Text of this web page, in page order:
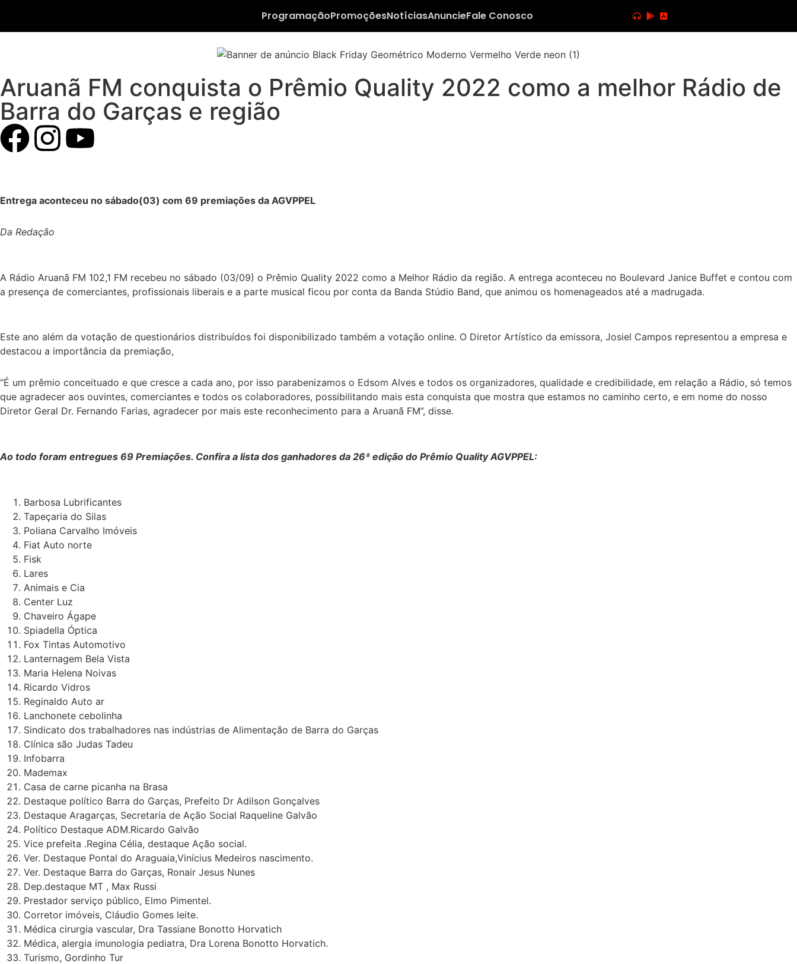
ProgramaçãoPromoçõesNotíciasAnuncieFale Conosco
Aruanã FM conquista o Prêmio Quality 2022 como a melhor Rádio de
Barra do Garças e região
Entrega aconteceu no sábado(03) com 69 premiações da AGVPPEL
Da Redação
A Rádio Aruanã FM 102,1 FM recebeu no sábado (03/09) o Prêmio Quality 2022 como a Melhor Rádio da região. A entrega aconteceu no Boulevard Janice Buffet e contou com
a presença de comerciantes, profissionais liberais e a parte musical ficou por conta da Banda Stúdio Band, que animou os homenageados até a madrugada.
Este ano além da votação de questionários distribuídos foi disponibilizado também a votação online. O Diretor Artístico da emissora, Josiel Campos representou a empresa e
destacou a importância da premiação,
“É um prêmio conceituado e que cresce a cada ano, por isso parabenizamos o Edsom Alves e todos os organizadores, qualidade e credibilidade, em relação a Rádio, só temos
que agradecer aos ouvintes, comerciantes e todos os colaboradores, possibilitando mais esta conquista que mostra que estamos no caminho certo, e em nome do nosso
Diretor Geral Dr. Fernando Farias, agradecer por mais este reconhecimento para a Aruanã FM”, disse.
Ao todo foram entregues 69 Premiações. Confira a lista dos ganhadores da 26ª edição do Prêmio Quality AGVPPEL:
Barbosa Lubrificantes
Tapeçaria do Silas
Poliana Carvalho Imóveis
Fiat Auto norte
Fisk
Lares
Animais e Cia
Center Luz
Chaveiro Ágape
Spiadella Óptica
Fox Tintas Automotivo
Lanternagem Bela Vista
Maria Helena Noivas
Ricardo Vidros
Reginaldo Auto ar
Lanchonete cebolinha
Sindicato dos trabalhadores nas indústrias de Alimentação de Barra do Garças
Clínica são Judas Tadeu
Infobarra
Mademax
Casa de carne picanha na Brasa
Destaque político Barra do Garças, Prefeito Dr Adilson Gonçalves
Destaque Aragarças, Secretaria de Ação Social Raqueline Galvão
Político Destaque ADM.Ricardo Galvão
Vice prefeita .Regina Célia, destaque Ação social.
Ver. Destaque Pontal do Araguaia,Vinícius Medeiros nascimento.
Ver. Destaque Barra do Garças, Ronair Jesus Nunes
Dep.destaque MT , Max Russi
Prestador serviço público, Elmo Pimentel.
Corretor imóveis, Cláudio Gomes leite.
Médica cirurgia vascular, Dra Tassiane Bonotto Horvatich
Médica, alergia imunologia pediatra, Dra Lorena Bonotto Horvatich.
Turismo, Gordinho Tur